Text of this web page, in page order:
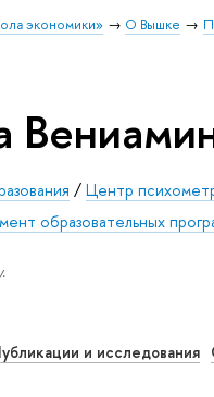
экономики» О Вышке
/Центр
образовательных
и исследования